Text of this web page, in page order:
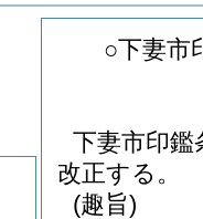
○下妻市
下妻市印鑑
改正する。
(趣旨)